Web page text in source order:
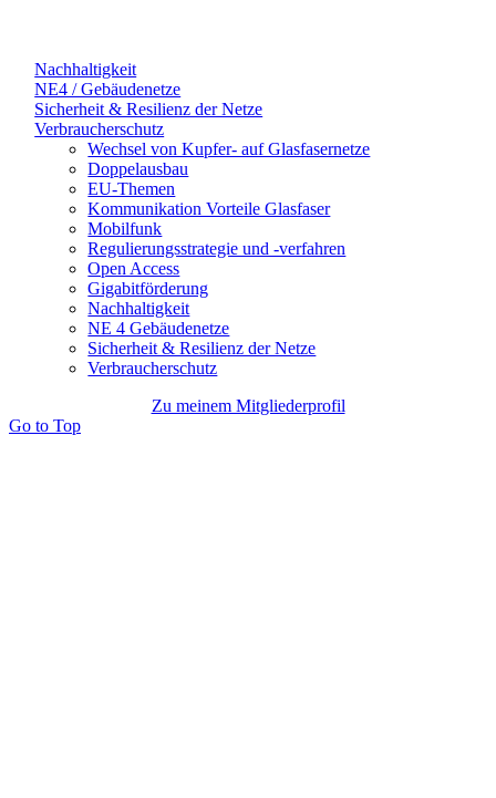
Nachhaltigkeit
NE4 / Gebäudenetze
Sicherheit & Resilienz der Netze
Verbraucherschutz
Wechsel von Kupfer- auf Glasfasernetze
Doppelausbau
EU-Themen
Kommunikation Vorteile Glasfaser
Mobilfunk
Regulierungsstrategie und -verfahren
Open Access
Gigabitförderung
Nachhaltigkeit
NE 4 Gebäudenetze
Sicherheit & Resilienz der Netze
Verbraucherschutz
Zu meinem Mitgliederprofil
Go to Top